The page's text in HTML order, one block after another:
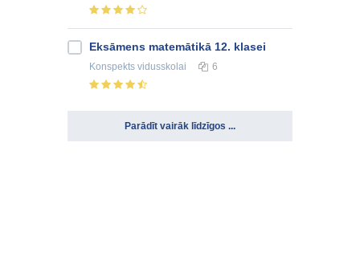
Eksāmens matemātikā 12. klasei
Konspekts vidusskolai 6
Parādīt vairāk līdzīgos ...